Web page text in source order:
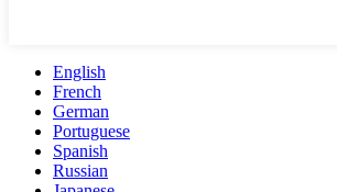
English
French
German
Portuguese
Spanish
Russian